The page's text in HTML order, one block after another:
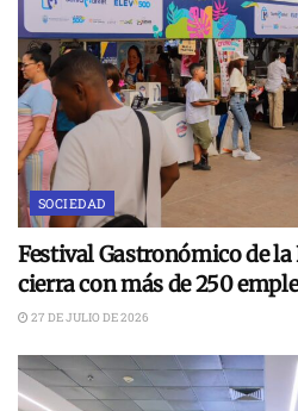
SOCIEDAD
Festival Gastronómico de
cierra con más de 250
27 DE JULIO DE 2026